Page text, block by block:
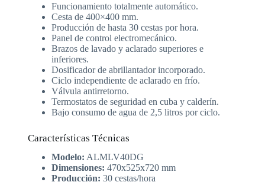
Funcionamiento totalmente automático.
Cesta de 400×400 mm.
Producción de hasta 30 cestas por hora.
Panel de control electromecánico.
Brazos de lavado y aclarado superiores e
inferiores.
Dosificador de abrillantador incorporado.
Ciclo independiente de aclarado en frío.
Válvula antirretorno.
Termostatos de seguridad en cuba y calderín.
Bajo consumo de agua de 2,5 litros por ciclo.
Características Técnicas
Modelo: ALMLV40DG
Dimensiones: 470x525x720 mm
Producción: 30 cestas/hora